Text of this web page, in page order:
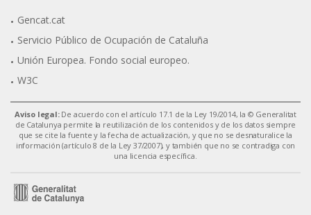
Gencat.cat
Servicio Público de Ocupación de Cataluña
Unión Europea. Fondo social europeo.
W3C
Aviso legal:De acuerdo con el artículo 17.1 de la Ley 19/2014, la © Generalitat
de Catalunya permite la reutilización de los contenidos y de los datos siempre
que se cite la fuente y la fecha de actualización, y que no se desnaturalice la
información (artículo 8 de la Ley 37/2007), y también que no se contradiga con
una licencia específica.